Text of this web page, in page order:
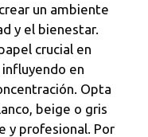
un ambiente
y el bienestar.
crucial en
en
Opta
beige o gris
y profesional. Por